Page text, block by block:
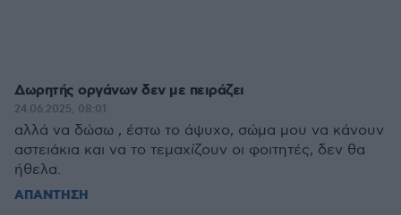
Δωρητής οργάνων δεν με πειράζει
24.06.2025, 08:01
αλλά να δώσω , έστω το άψυχο, σώμα μου να κάνουν
αστειάκια και να το τεμαχίζουν οι φοιτητές, δεν θα
ήθελα.
ΑΠΑΝΤΗΣΗ